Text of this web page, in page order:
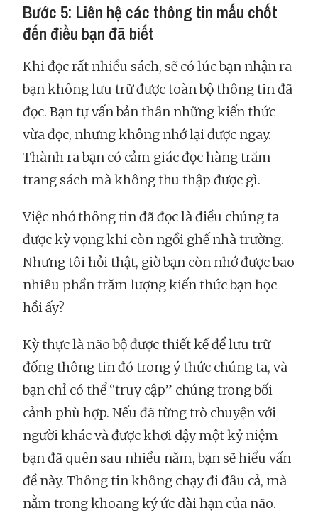
Bước 5: Liên hệ các thông tin mấu chốt
đến điều bạn đã biết
Khi đọc rất nhiều sách, sẽ có lúc bạn nhận ra
bạn không lưu trữ được toàn bộ thông tin đã
đọc. Bạn tự vấn bản thân những kiến thức
vừa đọc, nhưng không nhớ lại được ngay.
Thành ra bạn có cảm giác đọc hàng trăm
trang sách mà không thu thập được gì.
Việc nhớ thông tin đã đọc là điều chúng ta
được kỳ vọng khi còn ngồi ghế nhà trường.
Nhưng tôi hỏi thật, giờ bạn còn nhớ được bao
nhiêu phần trăm lượng kiến thức bạn học
hồi ấy?
Kỳ thực là não bộ được thiết kế để lưu trữ
đống thông tin đó trong ý thức chúng ta, và
bạn chỉ có thể “truy cập” chúng trong bối
cảnh phù hợp. Nếu đã từng trò chuyện với
người khác và được khơi dậy một kỷ niệm
bạn đã quên sau nhiều năm, bạn sẽ hiểu vấn
đề này. Thông tin không chạy đi đâu cả, mà
nằm trong khoang ký ức dài hạn của não.